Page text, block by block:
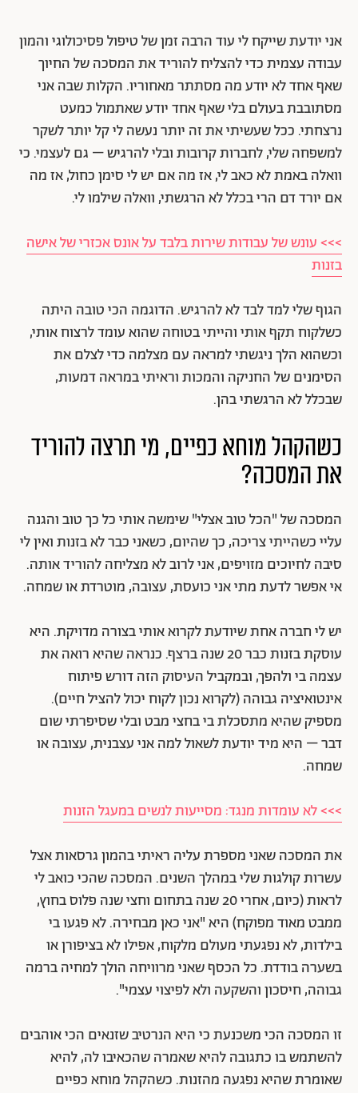
אני יודעת שייקח לי עוד הרבה זמן של טיפול פסיכולוגי והמון
עבודה עצמית כדי להצליח להוריד את המסכה של החיוך
שאף אחד לא יודע מה מסתתר מאחוריו. הקלות שבה אני
מסתובבת בעולם בלי שאף אחד יודע שאתמול כמעט
נרצחתי. ככל שעשיתי את זה יותר נעשה לי קל יותר לשקר
למשפחה שלי, לחברות קרובות ובלי להרגיש – גם לעצמי. כי
וואלה באמת לא כאב לי, אז מה אם יש לי סימן כחול, אז מה
אם יורד דם הרי בכלל לא הרגשתי, וואלה שילמו לי.
>>> עונש של עבודות שירות בלבד על אונס אכזרי של אישה
בזנות
הגוף שלי למד לבד לא להרגיש. הדוגמה הכי טובה היתה
כשלקוח תקף אותי והייתי בטוחה שהוא עומד לרצוח אותי,
וכשהוא הלך ניגשתי למראה עם מצלמה כדי לצלם את
הסימנים של החניקה והמכות וראיתי במראה דמעות,
שבכלל לא הרגשתי בהן.
כשהקהל מוחא כפיים, מי תרצה להוריד
את המסכה?
המסכה של "הכל טוב אצלי" שימשה אותי כל כך טוב והגנה
עליי כשהייתי צריכה, כך שהיום, כשאני כבר לא בזנות ואין לי
סיבה לחיוכים מזויפים, אני לרוב לא מצליחה להוריד אותה.
אי אפשר לדעת מתי אני כועסת, עצובה, מוטרדת או שמחה.
יש לי חברה אחת שיודעת לקרוא אותי בצורה מדויקת. היא
עוסקת בזנות כבר 20 שנה ברצף. כנראה שהיא רואה את
עצמה בי ולהפך, ובמקביל העיסוק הזה דורש פיתוח
אינטואיציה גבוהה (לקרוא נכון לקוח יכול להציל חיים).
מספיק שהיא מתסכלת בי בחצי מבט ובלי שסיפרתי שום
דבר – היא מיד יודעת לשאול למה אני עצבנית, עצובה או
שמחה.
>>> לא עומדות מנגד: מסייעות לנשים במעגל הזנות
את המסכה שאני מספרת עליה ראיתי בהמון גרסאות אצל
עשרות קולגות שלי במהלך השנים. המסכה שהכי כואב לי
לראות (כיום, אחרי 20 שנה בתחום וחצי שנה פלוס בחוץ,
ממבט מאוד מפוקח) היא "אני כאן מבחירה. לא פגעו בי
בילדות, לא נפגעתי מעולם מלקוח, אפילו לא בציפורן או
בשערה בודדת. כל הכסף שאני מרוויחה הולך למחיה ברמה
גבוהה, חיסכון והשקעה ולא לפיצוי עצמי".
זו המסכה הכי משכנעת כי היא הנרטיב שזנאים הכי אוהבים
להשתמש בו כתגובה להיא שאמרה שהכאיבו לה, להיא
שאומרת שהיא נפגעה מהזנות. כשהקהל מוחא כפיים